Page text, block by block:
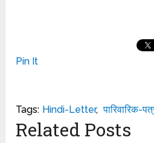
Pin It
Tags: Hindi-Letter, पारिवारिक-
Related Posts